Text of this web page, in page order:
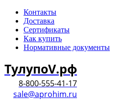
Контакты
Доставка
Сертификаты
Как купить
Нормативные документы
ТулупоV.рф
8-800-555-41-17
sale@aprohim.ru